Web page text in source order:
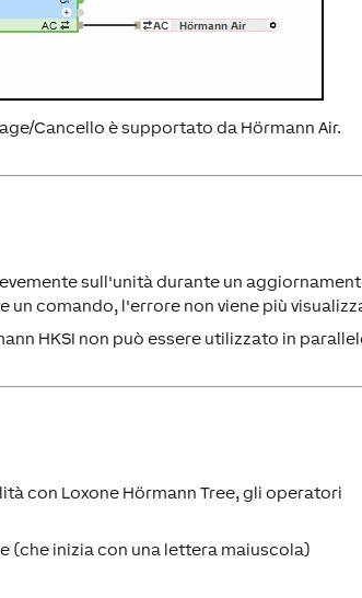
Cancello è supportato da Hörmann Air.
sull'unità durante un
un comando, l'errore non viene più
HKSI non può essere utilizzato in
con Loxone Hörmann Tree, gli operatori
(che inizia con una lettera maiuscola)